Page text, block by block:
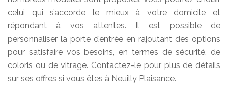
celui qui s’accorde le mieux à votre domicile et
répondant à vos attentes. Il est possible de
personnaliser la porte d’entrée en rajoutant des options
pour satisfaire vos besoins, en termes de sécurité, de
coloris ou de vitrage. Contactez-le pour plus de détails
sur ses offres si vous êtes à Neuilly Plaisance.